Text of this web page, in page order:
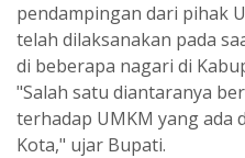
pendampingan dari pihak
telah dilaksanakan pada
di beberapa nagari di
"Salah satu diantaranya
terhadap UMKM yang ada
Kota," ujar Bupati.